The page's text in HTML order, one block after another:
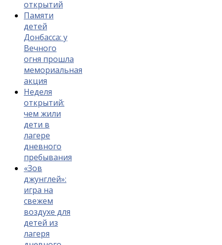
открытий
Памяти
детей
Донбасса: у
Вечного
огня прошла
мемориальная
акция
Неделя
открытий:
чем жили
дети в
лагере
дневного
пребывания
«Зов
джунглей»:
игра на
свежем
воздухе для
детей из
лагеря